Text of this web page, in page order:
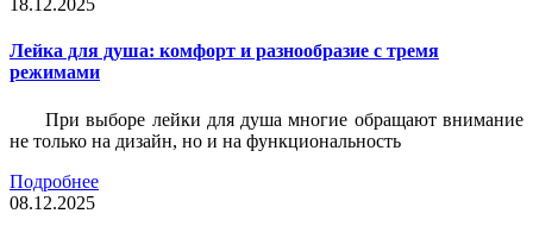
18.12.2025
Лейка для душа: комфорт и разнообразие с тремя
режимами
При выборе лейки для душа многие обращают внимание
не только на дизайн, но и на функциональность
Подробнее
08.12.2025